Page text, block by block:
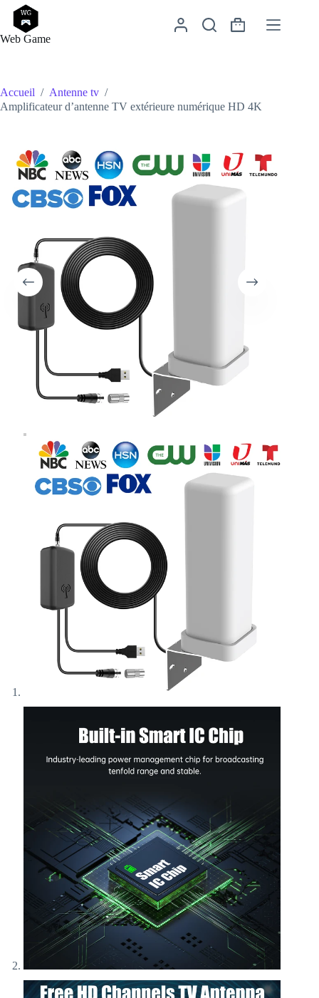
Passer
contenu
Web Game
Panier
Accueil / Antenne tv /
Amplificateur d’antenne TV extérieure numérique HD 4K